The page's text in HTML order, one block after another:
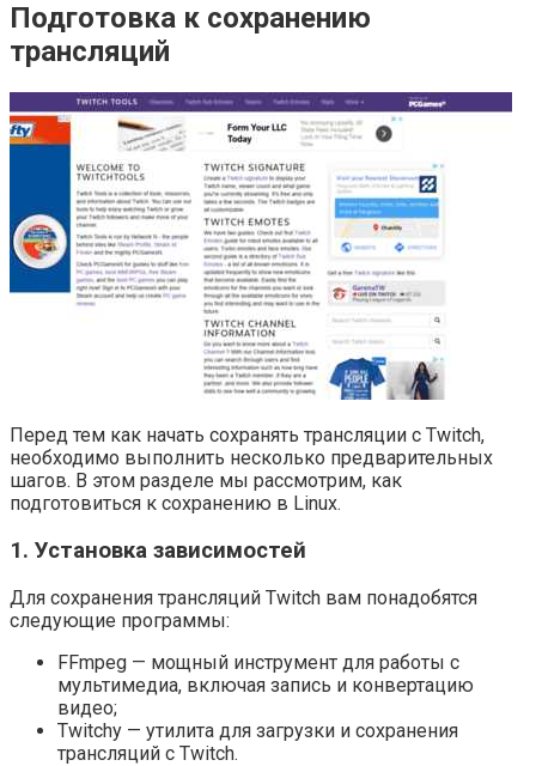
Подготовка к сохранению
трансляций
Перед тем как начать сохранять трансляции с Twitch,
необходимо выполнить несколько предварительных
шагов. В этом разделе мы рассмотрим, как
подготовиться к сохранению в Linux.
1. Установка зависимостей
Для сохранения трансляций Twitch вам понадобятся
следующие программы:
FFmpeg — мощный инструмент для работы с
мультимедиа, включая запись и конвертацию
видео;
Twitchy — утилита для загрузки и сохранения
трансляций с Twitch.